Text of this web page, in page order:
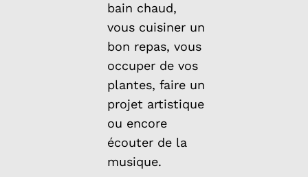
bain chaud,
vous cuisiner un
bon repas, vous
occuper de vos
plantes, faire un
projet artistique
ou encore
écouter de la
musique.